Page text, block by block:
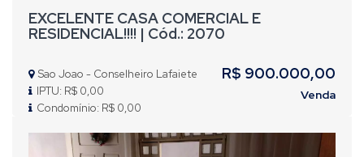
EXCELENTE CASA COMERCIAL E
RESIDENCIAL!!!! | Cód.: 2070
Sao Joao - Conselheiro Lafaiete
IPTU: R$ 0,00
Condomínio: R$ 0,00
R$ 900.000,00
Venda
Previous